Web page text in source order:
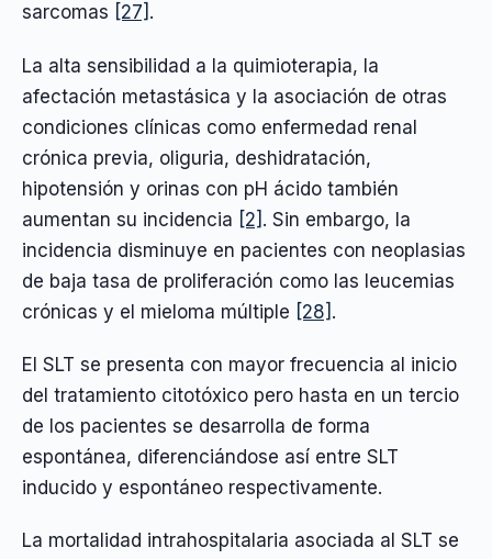
sarcomas [27] .
La alta sensibilidad a la quimioterapia, la
afectación metastásica y la asociación de otras
condiciones clínicas como enfermedad renal
crónica previa, oliguria, deshidratación,
hipotensión y orinas con pH ácido también
aumentan su incidencia [2] . Sin embargo, la
incidencia disminuye en pacientes con neoplasias
de baja tasa de proliferación como las leucemias
crónicas y el mieloma múltiple [28] .
El SLT se presenta con mayor frecuencia al inicio
del tratamiento citotóxico pero hasta en un tercio
de los pacientes se desarrolla de forma
espontánea, diferenciándose así entre SLT
inducido y espontáneo respectivamente.
La mortalidad intrahospitalaria asociada al SLT se